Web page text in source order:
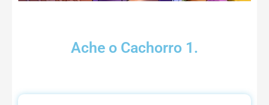
Ache o Cachorro 1.